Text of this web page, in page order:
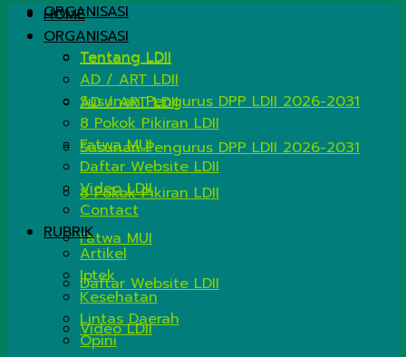
ORGANISASI
Tentang LDII
AD / ART LDII
Susunan Pengurus DPP LDII 2026-2031
8 Pokok Pikiran LDII
Fatwa MUI
Daftar Website LDII
Video LDII
HOME
ORGANISASI
Tentang LDII
AD / ART LDII
Susunan Pengurus DPP LDII 2026-2031
8 Pokok Pikiran LDII
Fatwa MUI
Daftar Website LDII
Video LDII
Contact
RUBRIK
Artikel
Iptek
Kesehatan
Lintas Daerah
Opini